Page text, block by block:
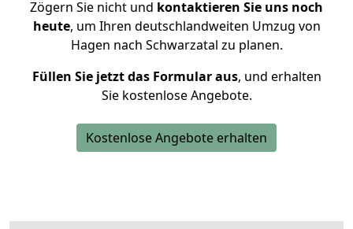
Zögern Sie nicht und kontaktieren Sie uns noch
heute, um Ihren deutschlandweiten Umzug von
Hagen nach Schwarzatal zu planen.
Füllen Sie jetzt das Formular aus, und erhalten
Sie kostenlose Angebote.
Kostenlose Angebote erhalten